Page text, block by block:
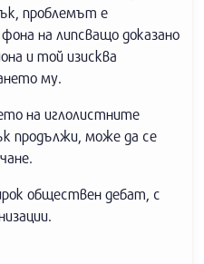
проблемът е
на липсващо доказано
и той изисква
му.
на иглолистните
продължи, може да се
обществен дебат, с